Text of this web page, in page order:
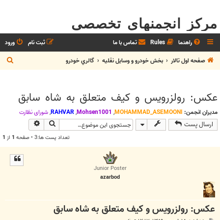
مرکز انجمنهای تخصصی
راهنما Rules تماس با ما ورود
ثبت نام
صفحه اول تالار
بخش خودرو و وسايل نقليه گالري خودرو
س
عكس: رولزرويس و كيف متعلق به شاه سابق
مدیران انجمن: MOHAMMAD_ASEMOONI
,
Mohsen1001
,
RAHVAR
,شوراي نظارت
ارسال پست جستجو
تعداد پست ها:3 • صفحه 1 از 1
Junior Poster
azarbod
عكس: رولزرويس و كيف متعلق به شاه سابق